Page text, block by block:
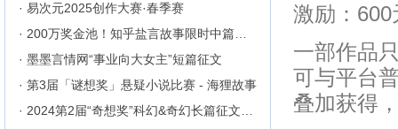
· 易次元2025创作大赛·春季赛
· 墨墨言情网“事业向大女主”短篇征文
· 第3届「谜想奖」悬疑小说比赛 - 海狸故事
激励：600
一部作品
可与平台
叠加获得